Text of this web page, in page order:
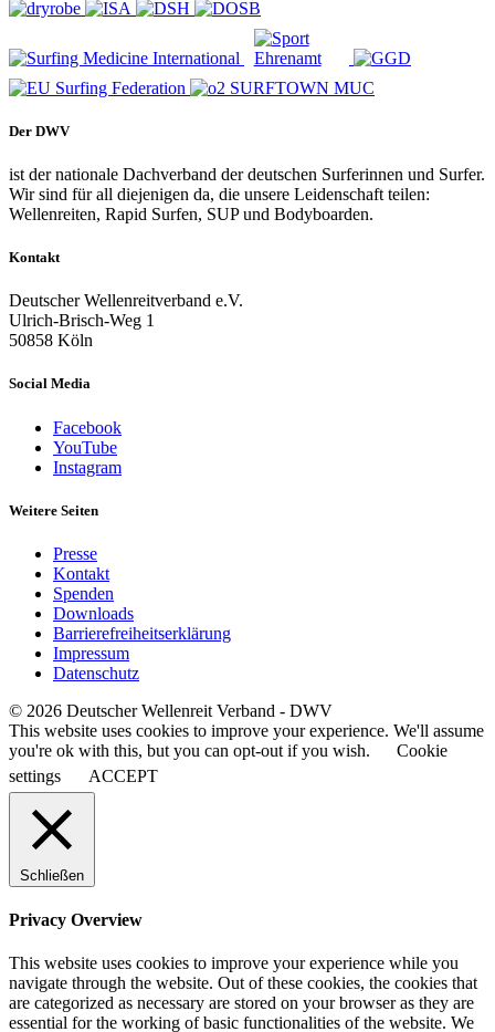
Der DWV
ist der nationale Dachverband der deutschen Surferinnen und Surfer.
Wir sind für all diejenigen da, die unsere Leidenschaft teilen:
Wellenreiten, Rapid Surfen, SUP und Bodyboarden.
Kontakt
Deutscher Wellenreitverband e.V.
Ulrich-Brisch-Weg 1
50858 Köln
Social Media
Facebook
YouTube
Instagram
Weitere Seiten
Presse
Kontakt
Spenden
Downloads
Barrierefreiheitserklärung
Impressum
Datenschutz
© 2026 Deutscher Wellenreit Verband - DWV
This website uses cookies to improve your experience. We'll assume
you're ok with this, but you can opt-out if you wish.
Cookie
settings
ACCEPT
Schließen
Privacy Overview
This website uses cookies to improve your experience while you
navigate through the website. Out of these cookies, the cookies that
are categorized as necessary are stored on your browser as they are
essential for the working of basic functionalities of the website. We